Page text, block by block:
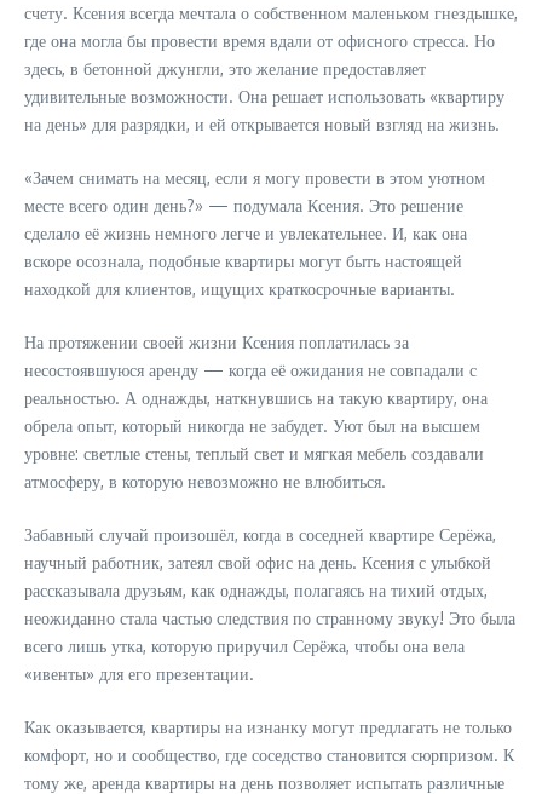
счету. Ксения всегда мечтала о собственном маленьком гнездышке,
где она могла бы провести время вдали от офисного стресса. Но
здесь, в бетонной джунгли, это желание предоставляет
удивительные возможности. Она решает использовать «квартиру
на день» для разрядки, и ей открывается новый взгляд на жизнь.
«Зачем снимать на месяц, если я могу провести в этом уютном
месте всего один день?» — подумала Ксения. Это решение
сделало её жизнь немного легче и увлекательнее. И, как она
вскоре осознала, подобные квартиры могут быть настоящей
находкой для клиентов, ищущих краткосрочные варианты.
На протяжении своей жизни Ксения поплатилась за
несостоявшуюся аренду — когда её ожидания не совпадали с
реальностью. А однажды, наткнувшись на такую квартиру, она
обрела опыт, который никогда не забудет. Уют был на высшем
уровне: светлые стены, теплый свет и мягкая мебель создавали
атмосферу, в которую невозможно не влюбиться.
Забавный случай произошёл, когда в соседней квартире Серёжа,
научный работник, затеял свой офис на день. Ксения с улыбкой
рассказывала друзьям, как однажды, полагаясь на тихий отдых,
неожиданно стала частью следствия по странному звуку! Это была
всего лишь утка, которую приручил Серёжа, чтобы она вела
«ивенты» для его презентации.
Как оказывается, квартиры на изнанку могут предлагать не только
комфорт, но и сообщество, где соседство становится сюрпризом. К
тому же, аренда квартиры на день позволяет испытать различные